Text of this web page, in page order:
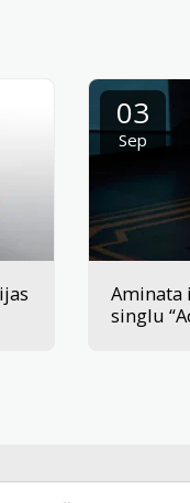
03
Sep
Aminata
singlu